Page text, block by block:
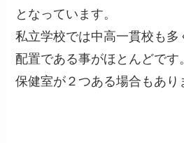
となっています。
私立学校では中高一貫校も多
配置である事がほとんどです
保健室が２つある場合もあり